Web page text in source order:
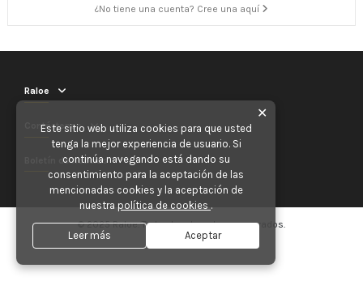
¿No tiene una cuenta? Cree una aquí
Raloe
Contáctenos
Boletín de noticias
© 2025 Raloe. Todos los derechos reservados.
✕
Este sitio web utiliza cookies para que usted
tenga la mejor experiencia de usuario. Si
continúa navegando está dando su
consentimiento para la aceptación de las
mencionadas cookies y la aceptación de
nuestra política de cookies .
Leer más Aceptar